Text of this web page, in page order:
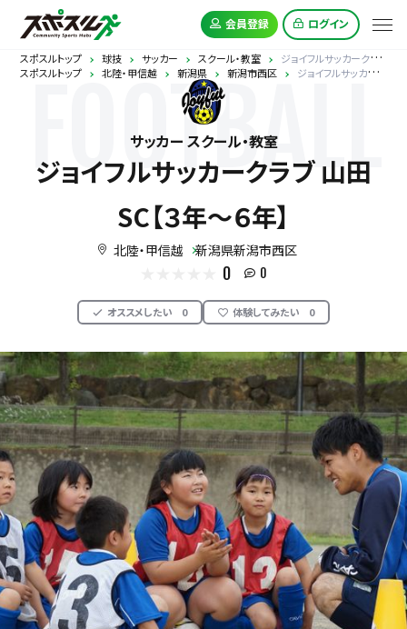
会員登録 ログイン
スポスルトップ 球技 サッカー スクール・教室
ジョイフルサッカークラブ 山田SC【３年～６年】
スポスルトップ
北陸・甲信越 新潟県 新潟市西区 ジョイフルサッカークラブ 山田SC【３年～６年】
FOOTBALL
サッカー スクール・教室
ジョイフルサッカークラブ 山田
SC【３年～６年】
北陸・甲信越 新潟県新潟市西区
0 0
オススメしたい 0 体験してみたい 0